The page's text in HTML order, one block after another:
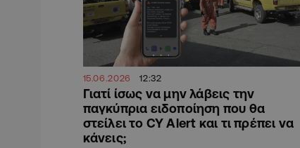
15.06.2026 12:32
Γιατί ίσως να μην λάβεις την
παγκύπρια ειδοποίηση που θα
στείλει το CY Alert και τι πρέπει να
κάνεις;